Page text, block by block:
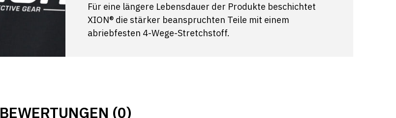
Für eine längere Lebensdauer der Produkte beschichtet
XION® die stärker beanspruchten Teile mit einem
abriebfesten 4-Wege-Stretchstoff.
BEWERTUNGEN (0)